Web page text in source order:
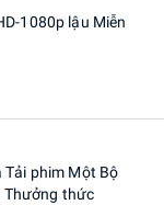
1080p lậu Miễn
Tải phim Một Bộ
Thưởng thức